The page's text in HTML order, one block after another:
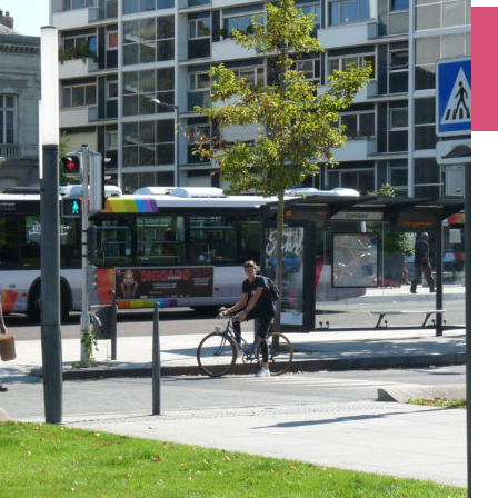
ligne A
ET JALONNEMENT
, SIGNALISATION,